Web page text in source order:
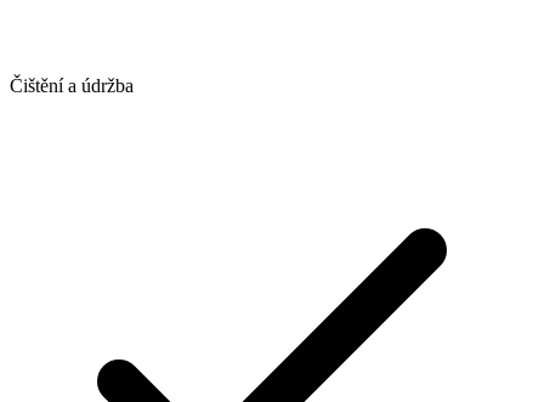
Čištění a údržba